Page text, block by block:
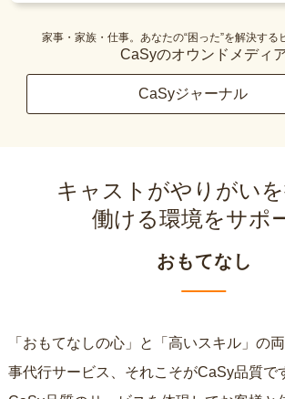
家事・家族・仕事。あなたの“困った”を解決する
CaSyのオウンドメディ
CaSyジャーナル
キャストがやりがい
働ける環境をサポ
おもてなし
「おもてなしの心」と「高いスキル」の
事代行サービス、それこそがCaSy品質で